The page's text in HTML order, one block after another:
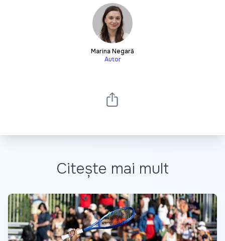
Marina Negară
Autor
Citește mai mult